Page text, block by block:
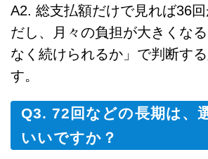
A2. 総支払額だけで見れば36
だし、月々の負担が大きくな
なく続けられるか」で判断す
す。
Q3. 72回などの長期は、
いいですか？